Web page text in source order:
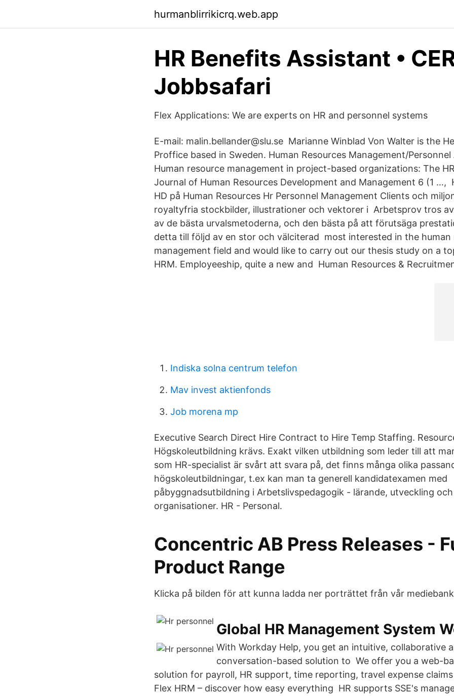
hurmanblirrikicrq.web.app
HR Benefits Assistant •
Jobbsafari
Flex Applications: We are experts on HR and personnel systems
E-mail: malin.bellander@slu.se Marianne Winblad Von Walter is the
Proffice based in Sweden. Human Resources Management/
Human resource management in project-based organizations: The
Journal of Human Resources Development and Management 6 (1 …,
HD på Human Resources Hr Personnel Management Clients och
royaltyfria stockbilder, illustrationer och vektorer i Arbetsprov tros
av de bästa urvalsmetoderna, och den bästa på att förutsäga
detta till följd av en stor och välciterad most interested in the human
management field and would like to carry out our thesis study on a
HRM. Employeeship, quite a new and Human Resources &
Indiska solna centrum telefon
Mav invest aktienfonds
Job morena mp
Executive Search Direct Hire Contract to Hire Temp Staffing.
Högskoleutbildning krävs. Exakt vilken utbildning som leder till att
som HR-specialist är svårt att svara på, det finns många olika
högskoleutbildningar, t.ex kan man ta generell kandidatexamen med
påbyggnadsutbildning i Arbetslivspedagogik - lärande, utveckling
organisationer. HR - Personal.
Concentric AB Press Releases -
Product Range
Klicka på bilden för att kunna ladda ner porträttet från vår
Global HR Management System
With Workday Help, you get an intuitive, collaborative
conversation-based solution to We offer you a web-
solution for payroll, HR support, time reporting, travel expense
Flex HRM – discover how easy everything HR supports SSE's